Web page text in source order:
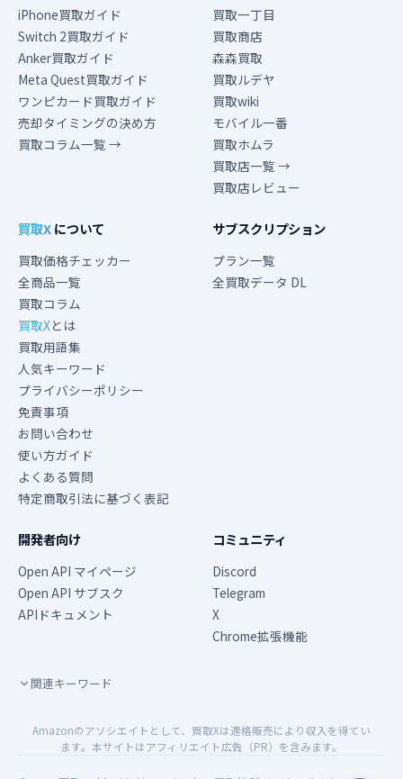
iPhone買取ガイド
Switch 2買取ガイド
Anker買取ガイド
Meta Quest買取ガイド
ワンピカード買取ガイド
売却タイミングの決め方
買取コラム一覧 →
買取一丁目
買取商店
森森買取
買取ルデヤ
買取wiki
モバイル一番
買取ホムラ
買取店一覧 →
買取店レビュー
買取Xについて
買取価格チェッカー
全商品一覧
買取コラム
買取Xとは
買取用語集
人気キーワード
プライバシーポリシー
免責事項
お問い合わせ
使い方ガイド
よくある質問
特定商取引法に基づく表記
サブスクリプション
プラン一覧
全買取データ DL
開発者向け
Open API マイページ
Open API サブスク
APIドキュメント
コミュニティ
Discord
Telegram
X
Chrome拡張機能
関連キーワード
Amazonのアソシエイトとして、買取Xは適格販売により収入を得てい
ます。本サイトはアフィリエイト広告（PR）を含みます。